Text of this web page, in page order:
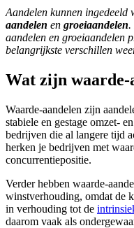
Aandelen kunnen ingedeeld
aandelen en groeiaandelen.
aandelen en groeiaandelen
belangrijkste verschillen
Wat zijn waarde-
Waarde-aandelen zijn
stabiele en gestage omzet-
bedrijven die al langere tijd
herken je bedrijven met
concurrentiepositie.
Verder hebben waarde-
winstverhouding, omdat de
in verhouding tot de
daarom vaak als